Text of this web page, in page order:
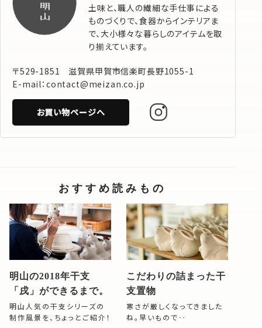
土味と、職人の繊細な手仕事による
ものづくりで、食器からインテリアま
で、大小様々な暮らしのアイテムを取
り揃えています。
〒529-1851 滋賀県甲賀市信楽町長野1055-1
E-mail：contact@meizan.co.jp
お買い物ページへ
おすすめ読みもの
明山の2018年干支
「戌」ができるまで。
明山人気の干支シリーズの
制作風景を、ちょっとご紹介！
こだわりの詰まった干
支置物
寒さが厳しくなってきました
ね。早いもので‥